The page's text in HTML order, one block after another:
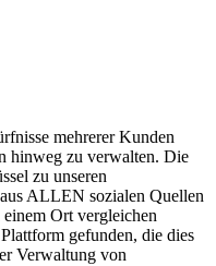
mehrerer Kunden
hinweg zu verwalten. Die
zu unseren
ALLEN sozialen Quellen
Ort vergleichen
gefunden, die dies
Verwaltung von